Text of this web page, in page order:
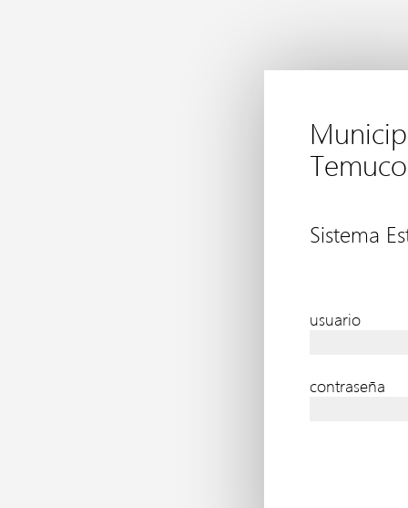
Temuco
Sistema
usuario
contraseña